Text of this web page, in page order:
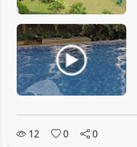
12 0 0